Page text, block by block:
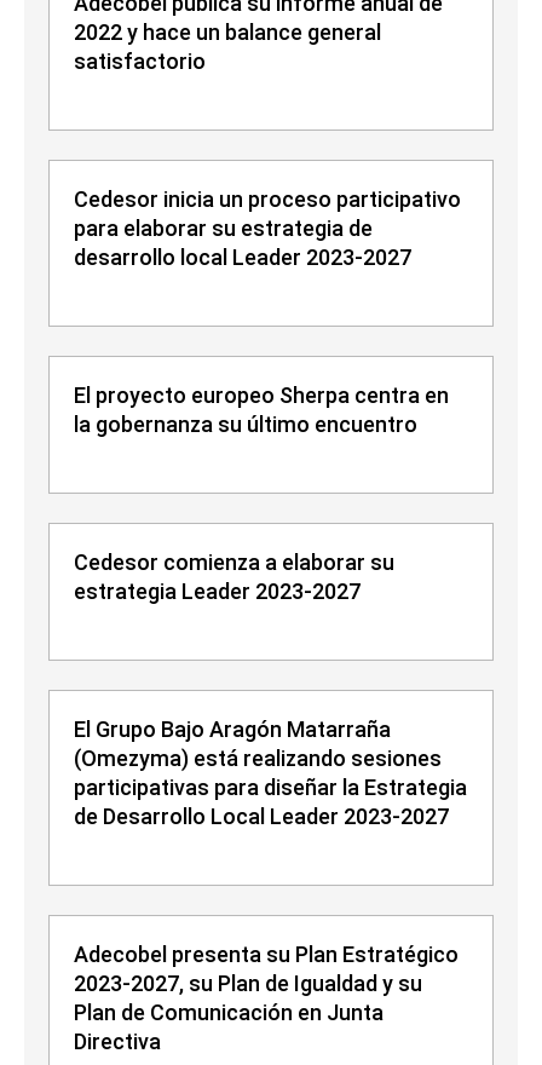
2022 y hace un balance general
satisfactorio
Cedesor inicia un proceso participativo
para elaborar su estrategia de
desarrollo local Leader 2023-2027
El proyecto europeo Sherpa centra en
la gobernanza su último encuentro
Cedesor comienza a elaborar su
estrategia Leader 2023-2027
El Grupo Bajo Aragón Matarraña
(Omezyma) está realizando sesiones
participativas para diseñar la Estrategia
de Desarrollo Local Leader 2023-2027
Adecobel presenta su Plan Estratégico
2023-2027, su Plan de Igualdad y su
Plan de Comunicación en Junta
Directiva